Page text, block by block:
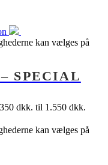
kan vælges på
SPECIAL
dkk. til 1.550 dkk.
kan vælges på